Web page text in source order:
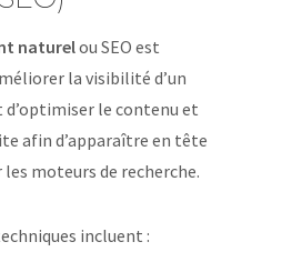
naturelou SEO est
la visibilité d’un
d’optimiser le contenu et
afin d’apparaître en tête
moteurs de recherche.
incluent :